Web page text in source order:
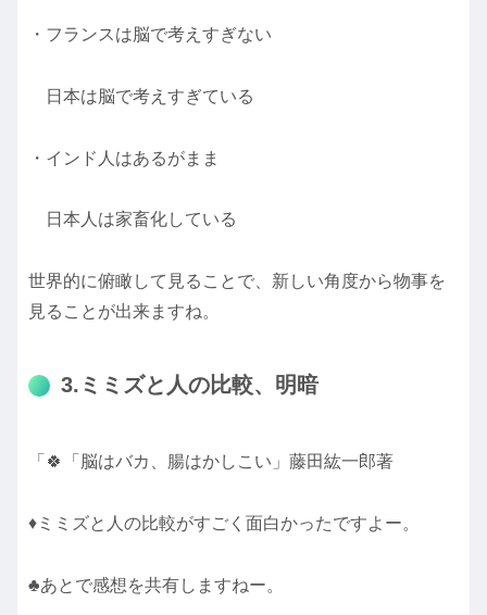
・フランスは脳で考えすぎない
日本は脳で考えすぎている
・インド人はあるがまま
日本人は家畜化している
世界的に俯瞰して見ることで、新しい角度から物事を
見ることが出来ますね。
3.ミミズと人の比較、明暗
「🍀「脳はバカ、腸はかしこい」藤田紘一郎著
♦ミミズと人の比較がすごく面白かったですよー。
♣あとで感想を共有しますねー。